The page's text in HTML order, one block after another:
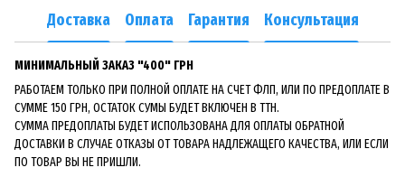
Доставка Оплата Гарантия Консультация
МИНИМАЛЬНЫЙ ЗАКАЗ "400" ГРН
РАБОТАЕМ ТОЛЬКО ПРИ ПОЛНОЙ ОПЛАТЕ НА СЧЕТ ФЛП, ИЛИ ПО ПРЕДОПЛАТЕ В
СУММЕ 150 ГРН, ОСТАТОК СУМЫ БУДЕТ ВКЛЮЧЕН В ТТН.
СУММА ПРЕДОПЛАТЫ БУДЕТ ИСПОЛЬЗОВАНА ДЛЯ ОПЛАТЫ ОБРАТНОЙ
ДОСТАВКИ В СЛУЧАЕ ОТКАЗЫ ОТ ТОВАРА НАДЛЕЖАЩЕГО КАЧЕСТВА, ИЛИ ЕСЛИ
ПО ТОВАР ВЫ НЕ ПРИШЛИ.